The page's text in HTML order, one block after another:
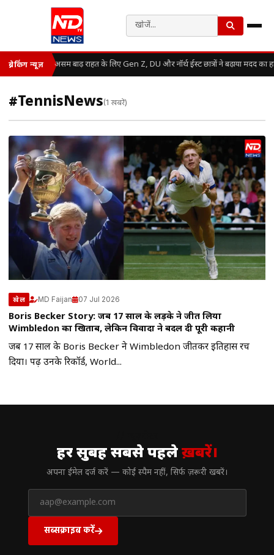
ब्रेकिंग न्यूज़ असम बाढ़ राहत के लिए Gen Z, DU और नॉर्थ ईस्ट छात्रों ने बढ़ाया मदद का
#TennisNews(1 खबरें)
खेल MD Faijan 07 Jul 2026
Boris Becker Story: जब 17 साल के लड़के ने जीत लिया
Wimbledon का खिताब, लेकिन विवादों ने बदल दी पूरी कहानी
जब 17 साल के Boris Becker ने Wimbledon जीतकर इतिहास रच
दिया। पढ़ें उनके रिकॉर्ड, World...
हर सुबह सबसे पहलेख़बरें।
अपना ईमेल दर्ज करें — कोई स्पैम नहीं, सिर्फ ज़रूरी खबरें।
सब्सक्राइब करें